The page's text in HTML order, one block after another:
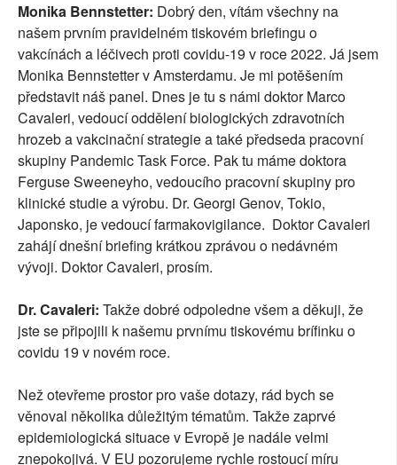
Monika Bennstetter: Dobrý den, vítám všechny na
našem prvním pravidelném tiskovém briefingu o
vakcínách a léčivech proti covidu-19 v roce 2022. Já jsem
Monika Bennstetter v Amsterdamu. Je mi potěšením
představit náš panel. Dnes je tu s námi doktor Marco
Cavaleri, vedoucí oddělení biologických zdravotních
hrozeb a vakcinační strategie a také předseda pracovní
skupiny Pandemic Task Force. Pak tu máme doktora
Ferguse Sweeneyho, vedoucího pracovní skupiny pro
klinické studie a výrobu. Dr. Georgi Genov, Tokio,
Japonsko, je vedoucí farmakovigilance. Doktor Cavaleri
zahájí dnešní briefing krátkou zprávou o nedávném
vývoji. Doktor Cavaleri, prosím.
Dr. Cavaleri: Takže dobré odpoledne všem a děkuji, že
jste se připojili k našemu prvnímu tiskovému brífinku o
covidu 19 v novém roce.
Než otevřeme prostor pro vaše dotazy, rád bych se
věnoval několika důležitým tématům. Takže zaprvé
epidemiologická situace v Evropě je nadále velmi
znepokojivá. V EU pozorujeme rychle rostoucí míru